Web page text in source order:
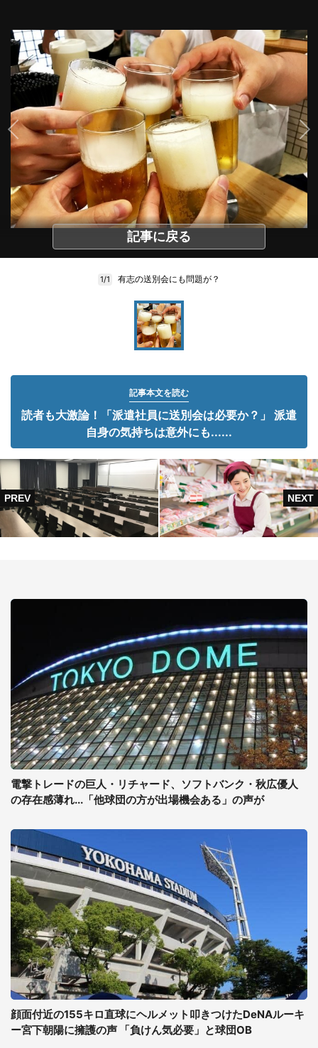
記事に戻る
1/1 有志の送別会にも問題が？
記事本文を読む
読者も大激論！「派遣社員に送別会は必要か？」 派遣
自身の気持ちは意外にも......
電撃トレードの巨人・リチャード、ソフトバンク・秋広優人
の存在感薄れ...「他球団の方が出場機会ある」の声が
顔面付近の155キロ直球にヘルメット叩きつけたDeNAルーキ
ー宮下朝陽に擁護の声 「負けん気必要」と球団OB